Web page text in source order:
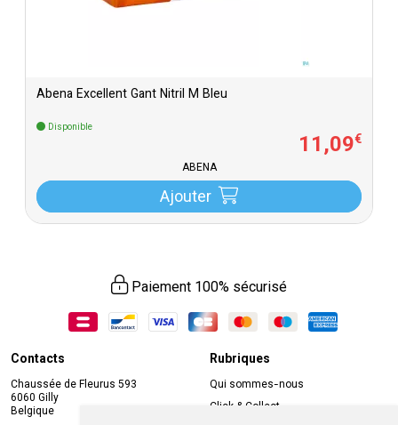
Abena Excellent Gant Nitril M Bleu
Disponible
11,09€
ABENA
Ajouter
Paiement 100% sécurisé
Contacts
Chaussée de Fleurus 593
6060 Gilly
Belgique
Rubriques
Qui sommes-nous
Click & Collect